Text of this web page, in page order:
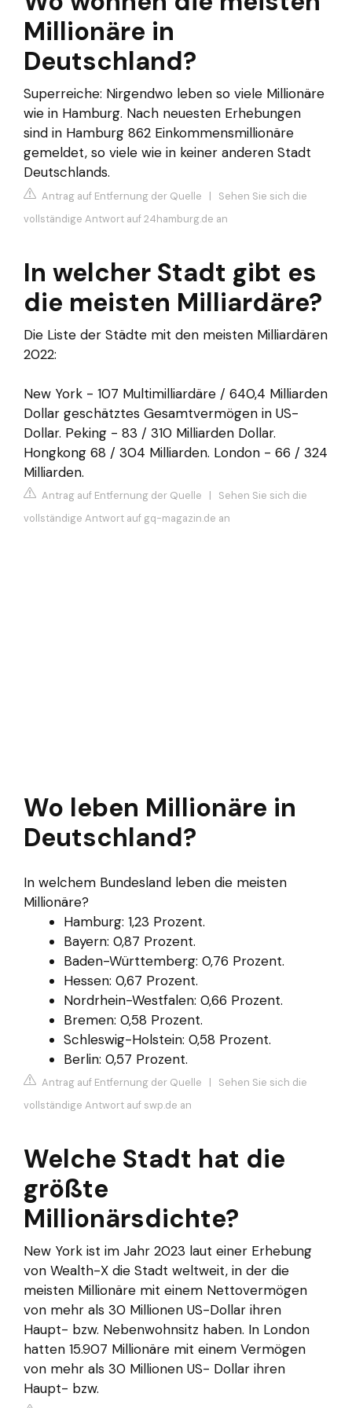
Millionäre in
Deutschland?
Superreiche: Nirgendwo leben so viele Millionäre
wie in Hamburg. Nach neuesten Erhebungen
sind in Hamburg 862 Einkommensmillionäre
gemeldet, so viele wie in keiner anderen Stadt
Deutschlands.
Antrag auf Entfernung der Quelle | Sehen Sie sich die
vollständige Antwort auf 24hamburg.de an
In welcher Stadt gibt es
die meisten Milliardäre?
Die Liste der Städte mit den meisten Milliardären
2022:
New York - 107 Multimilliardäre / 640,4 Milliarden
Dollar geschätztes Gesamtvermögen in US-
Dollar. Peking - 83 / 310 Milliarden Dollar.
Hongkong 68 / 304 Milliarden. London - 66 / 324
Milliarden.
Antrag auf Entfernung der Quelle | Sehen Sie sich die
vollständige Antwort auf gq-magazin.de an
Wo leben Millionäre in
Deutschland?
In welchem Bundesland leben die meisten
Millionäre?
Hamburg: 1,23 Prozent.
Bayern: 0,87 Prozent.
Baden-Württemberg: 0,76 Prozent.
Hessen: 0,67 Prozent.
Nordrhein-Westfalen: 0,66 Prozent.
Bremen: 0,58 Prozent.
Schleswig-Holstein: 0,58 Prozent.
Berlin: 0,57 Prozent.
Antrag auf Entfernung der Quelle | Sehen Sie sich die
vollständige Antwort auf swp.de an
Welche Stadt hat die
größte
Millionärsdichte?
New York ist im Jahr 2023 laut einer Erhebung
von Wealth-X die Stadt weltweit, in der die
meisten Millionäre mit einem Nettovermögen
von mehr als 30 Millionen US-Dollar ihren
Haupt- bzw. Nebenwohnsitz haben. In London
hatten 15.907 Millionäre mit einem Vermögen
von mehr als 30 Millionen US- Dollar ihren
Haupt- bzw.